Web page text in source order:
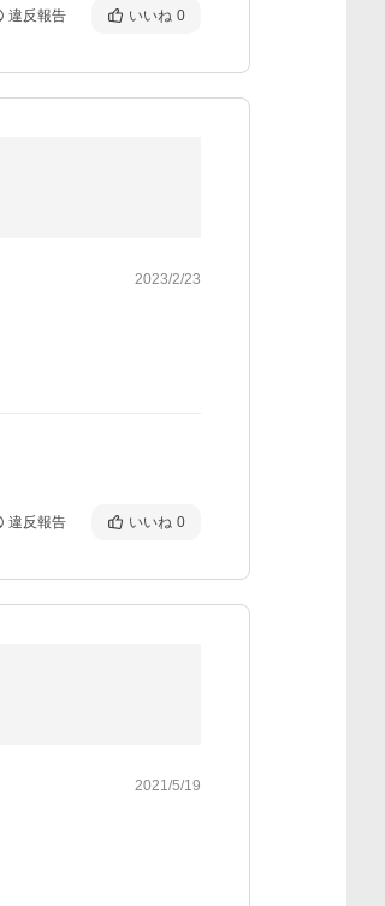
違反報告 いいね 0
2023/2/23
違反報告 いいね 0
2021/5/19